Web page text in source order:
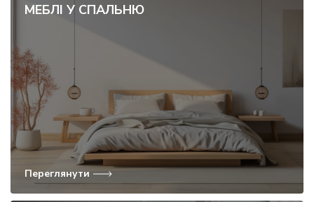
МЕБЛІ У СПАЛЬНЮ
Переглянути